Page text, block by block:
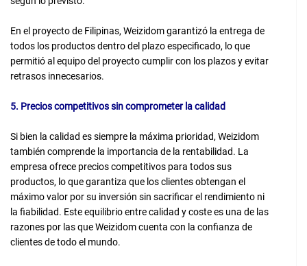
En el proyecto de Filipinas, Weizidom garantizó la entrega de
todos los productos dentro del plazo especificado, lo que
permitió al equipo del proyecto cumplir con los plazos y evitar
retrasos innecesarios.
5. Precios competitivos sin comprometer la calidad
Si bien la calidad es siempre la máxima prioridad, Weizidom
también comprende la importancia de la rentabilidad. La
empresa ofrece precios competitivos para todos sus
productos, lo que garantiza que los clientes obtengan el
máximo valor por su inversión sin sacrificar el rendimiento ni
la fiabilidad. Este equilibrio entre calidad y coste es una de las
razones por las que Weizidom cuenta con la confianza de
clientes de todo el mundo.